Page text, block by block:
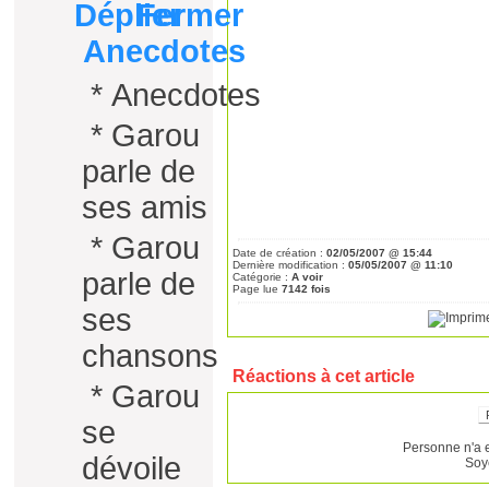
Anecdotes
* Anecdotes
* Garou
parle de
ses amis
* Garou
parle de
ses
chansons
* Garou
se
dévoile
Date de création : 02/05/2007 @ 15:44
Dernière modification : 05/05/2007 @ 11:10
Catégorie : A voir
Page lue 7142 fois
Réactions à cet article
Personne n'a